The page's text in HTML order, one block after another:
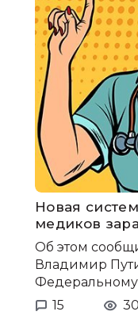
Новая
медиков
Об этом
Владимир
15